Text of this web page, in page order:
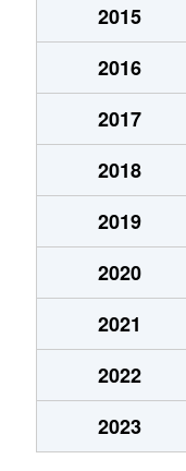
下鴨森ケ前町
下鴨森ケ前町
下鴨夜光町
下鴨夜光町
修学院石掛町
修学院泉殿町
修学院犬塚町
修学院貝原町
修学院水川原町
2015
2016
2017
2018
2019
2020
2021
2022
2023